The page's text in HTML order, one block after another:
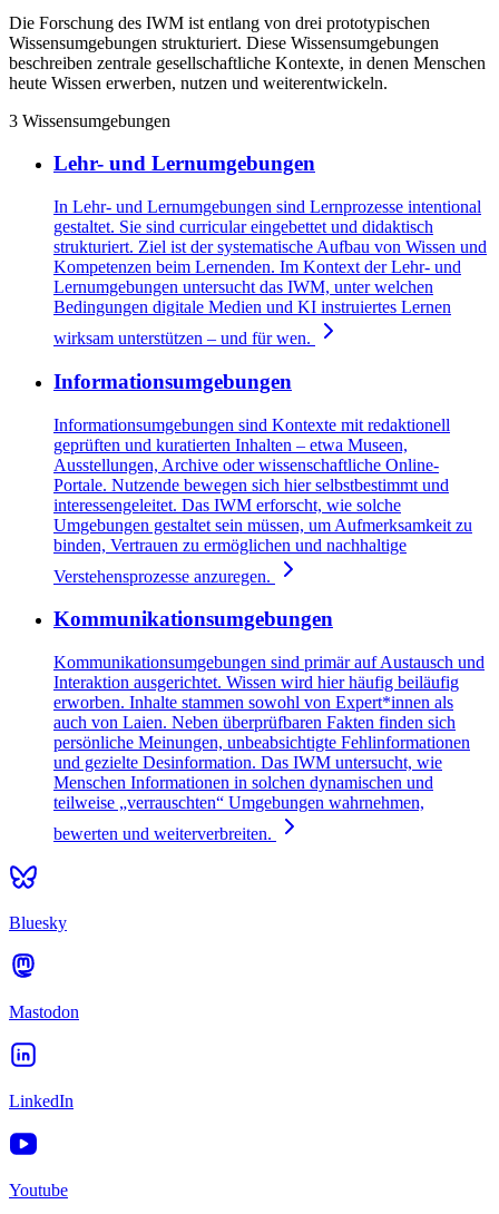
Die Forschung des IWM ist entlang von drei prototypischen
Wissensumgebungen strukturiert. Diese Wissensumgebungen
beschreiben zentrale gesellschaftliche Kontexte, in denen Menschen
heute Wissen erwerben, nutzen und weiterentwickeln.
3 Wissensumgebungen
Lehr- und Lernumgebungen
In Lehr- und Lernumgebungen sind Lernprozesse intentional
gestaltet. Sie sind curricular eingebettet und didaktisch
strukturiert. Ziel ist der systematische Aufbau von Wissen und
Kompetenzen beim Lernenden. Im Kontext der Lehr- und
Lernumgebungen untersucht das IWM, unter welchen
Bedingungen digitale Medien und KI instruiertes Lernen
wirksam unterstützen – und für wen.
Informationsumgebungen
Informationsumgebungen sind Kontexte mit redaktionell
geprüften und kuratierten Inhalten – etwa Museen,
Ausstellungen, Archive oder wissenschaftliche Online-
Portale. Nutzende bewegen sich hier selbstbestimmt und
interessengeleitet. Das IWM erforscht, wie solche
Umgebungen gestaltet sein müssen, um Aufmerksamkeit zu
binden, Vertrauen zu ermöglichen und nachhaltige
Verstehensprozesse anzuregen.
Kommunikationsumgebungen
Kommunikationsumgebungen sind primär auf Austausch und
Interaktion ausgerichtet. Wissen wird hier häufig beiläufig
erworben. Inhalte stammen sowohl von Expert*innen als
auch von Laien. Neben überprüfbaren Fakten finden sich
persönliche Meinungen, unbeabsichtigte Fehlinformationen
und gezielte Desinformation. Das IWM untersucht, wie
Menschen Informationen in solchen dynamischen und
teilweise „verrauschten“ Umgebungen wahrnehmen,
bewerten und weiterverbreiten.
Bluesky
Mastodon
LinkedIn
Youtube